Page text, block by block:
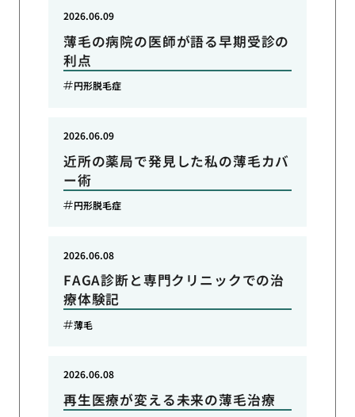
薄毛の病院の医師が語る早期受診の
利点
2026.06.09
円形脱毛症
近所の薬局で発見した私の薄毛カバ
ー術
2026.06.09
円形脱毛症
FAGA診断と専門クリニックでの治
療体験記
2026.06.08
薄毛
再生医療が変える未来の薄毛治療
2026.06.08